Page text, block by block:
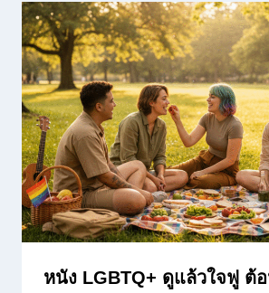
หนัง LGBTQ+ ดูแล้วใจฟู ต้